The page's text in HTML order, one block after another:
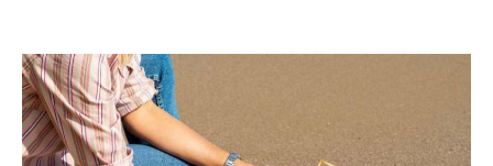
entrada
une
Nuquí
con